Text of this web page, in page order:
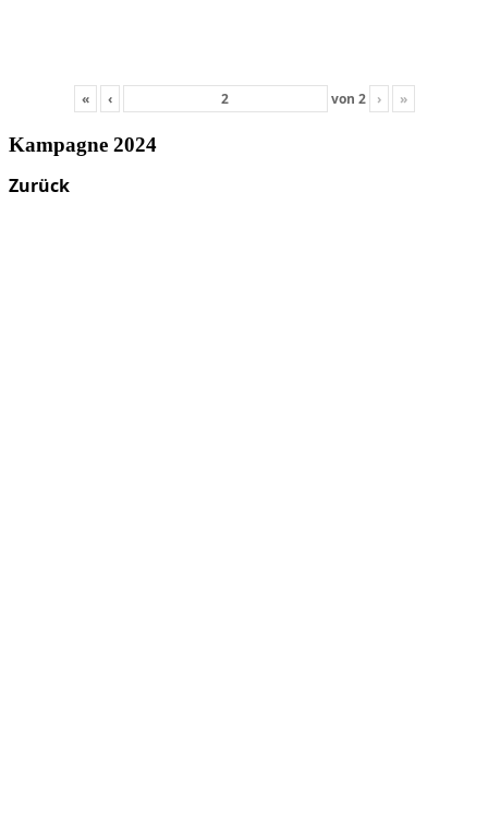
« ‹ von 2 › »
Kampagne 2024
Zurück